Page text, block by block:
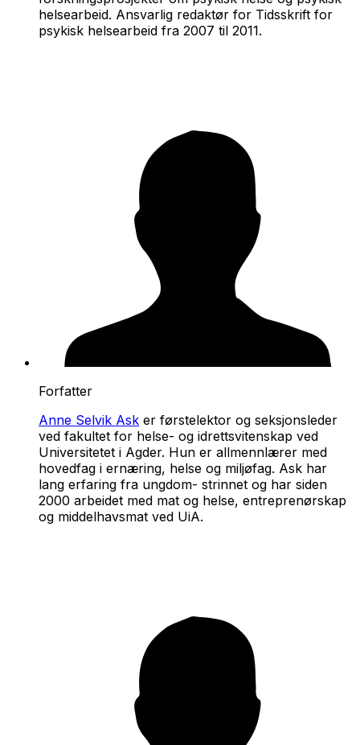
helsearbeid. Ansvarlig redaktør for Tidsskrift for
psykisk helsearbeid fra 2007 til 2011.
Forfatter
Anne Selvik Ask er førstelektor og seksjonsleder
ved fakultet for helse- og idrettsvitenskap ved
Universitetet i Agder. Hun er allmennlærer med
hovedfag i ernæring, helse og miljøfag. Ask har
lang erfaring fra ungdom- strinnet og har siden
2000 arbeidet med mat og helse, entreprenørskap
og middelhavsmat ved UiA.